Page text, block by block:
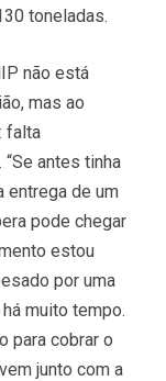
toneladas.
não está
mas ao
falta
antes tinha
entrega de um
pode chegar
estou
por uma
muito tempo.
para cobrar o
junto com a